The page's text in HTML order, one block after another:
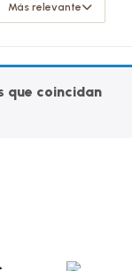
Más relevante
que coincidan